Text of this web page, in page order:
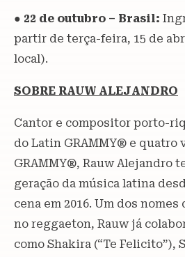
● 22 de outubro – Brasil:
partir de terça-feira, 15 de
local).
SOBRE RAUW ALEJANDRO
Cantor e compositor porto-
do Latin GRAMMY® e quatro
GRAMMY®, Rauw Alejandro
geração da música latina
cena em 2016. Um dos
no reggaeton, Rauw já
como Shakira (“Te Felicito”),